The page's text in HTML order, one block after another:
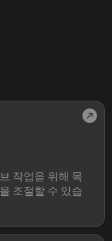
작업을 위해 목
조절할 수 있습